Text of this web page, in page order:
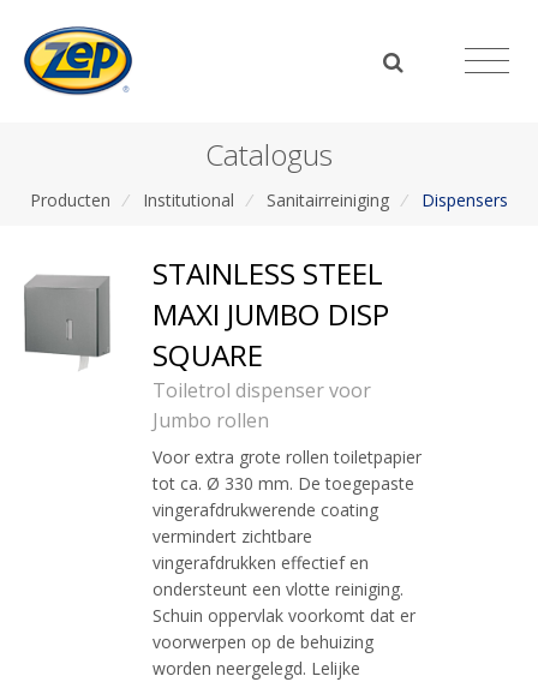
Catalogus
Producten / Institutional / Sanitairreiniging / Dispensers
STAINLESS STEEL
MAXI JUMBO DISP
SQUARE
Toiletrol dispenser voor
Jumbo rollen
Voor extra grote rollen toiletpapier
tot ca. Ø 330 mm. De toegepaste
vingerafdrukwerende coating
vermindert zichtbare
vingerafdrukken effectief en
ondersteunt een vlotte reiniging.
Schuin oppervlak voorkomt dat er
voorwerpen op de behuizing
worden neergelegd. Lelijke